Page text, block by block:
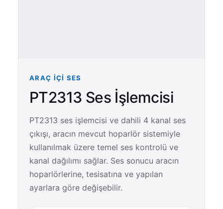
ARAÇ İÇI SES
PT2313 Ses İşlemcisi
PT2313 ses işlemcisi ve dahili 4 kanal ses
çıkışı, aracın mevcut hoparlör sistemiyle
kullanılmak üzere temel ses kontrolü ve
kanal dağılımı sağlar. Ses sonucu aracın
hoparlörlerine, tesisatına ve yapılan
ayarlara göre değişebilir.